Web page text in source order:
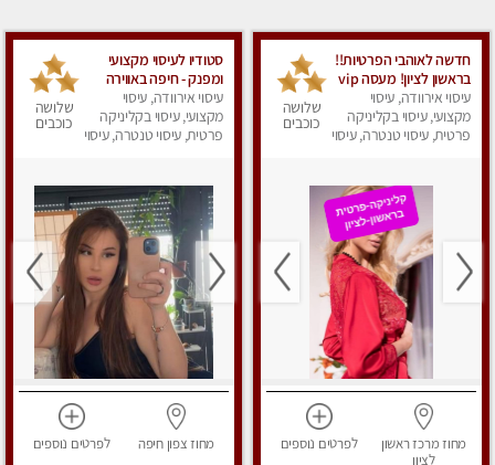
חדשה לאוהבי הפרטיות!!
בראשון לציון! מעסה vip
מפנקת בקליניקה פרטית
לחלוטין!!! לבד! לרציניים
בלבד! מומלץ!
עיסוי אירוודה, עיסוי
מקצועי, עיסוי בקליניקה
פרטית, עיסוי טנטרה, עיסוי
שלושה
כוכבים
מחוז מרכזראשון
לציון
לפרטים נוספים
סטודיו לעיסוי מקצועי
ומפנק - חיפה באווירה
נעימה ושקטה
עיסוי אירוודה, עיסוי
מקצועי, עיסוי בקליניקה
פרטית, עיסוי טנטרה, עיסוי
שלושה
כוכבים
מחוז צפוןחיפה לפרטים נוספים